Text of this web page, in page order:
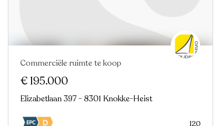
In optie
Commerciële ruimte te koop
€ 195.000
Elizabetlaan 397 - 8301 Knokke-Heist
120